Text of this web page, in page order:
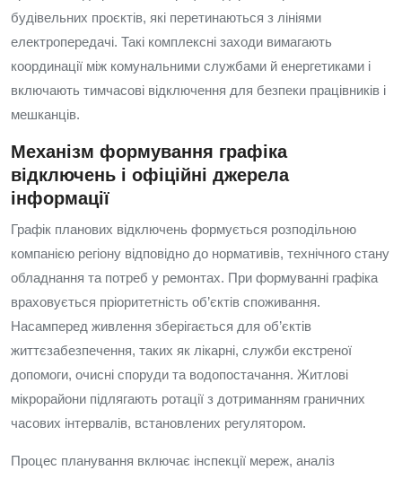
будівельних проєктів, які перетинаються з лініями
електропередачі. Такі комплексні заходи вимагають
координації між комунальними службами й енергетиками і
включають тимчасові відключення для безпеки працівників і
мешканців.
Механізм формування графіка
відключень і офіційні джерела
інформації
Графік планових відключень формується розподільною
компанією регіону відповідно до нормативів, технічного стану
обладнання та потреб у ремонтах. При формуванні графіка
враховується пріоритетність об’єктів споживання.
Насамперед живлення зберігається для об’єктів
життєзабезпечення, таких як лікарні, служби екстреної
допомоги, очисні споруди та водопостачання. Житлові
мікрорайони підлягають ротації з дотриманням граничних
часових інтервалів, встановлених регулятором.
Процес планування включає інспекції мереж, аналіз